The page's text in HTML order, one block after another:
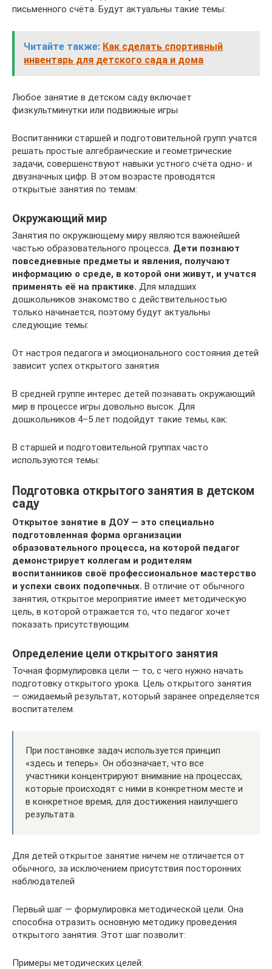
письменного счёта. Будут актуальны такие темы:
Читайте также: Как сделать спортивный
инвентарь для детского сада и дома
Любое занятие в детском саду включает
физкультминутки или подвижные игры
Воспитанники старшей и подготовительной групп учатся
решать простые алгебраические и геометрические
задачи, совершенствуют навыки устного счёта одно- и
двузначных цифр. В этом возрасте проводятся
открытые занятия по темам:
Окружающий мир
Занятия по окружающему миру являются важнейшей
частью образовательного процесса. Дети познают
повседневные предметы и явления, получают
информацию о среде, в которой они живут, и учатся
применять её на практике. Для младших
дошкольников знакомство с действительностью
только начинается, поэтому будут актуальны
следующие темы:
От настроя педагога и эмоционального состояния детей
зависит успех открытого занятия
В средней группе интерес детей познавать окружающий
мир в процессе игры довольно высок. Для
дошкольников 4–5 лет подойдут такие темы, как:
В старшей и подготовительной группах часто
используются темы:
Подготовка открытого занятия в детском
саду
Открытое занятие в ДОУ — это специально
подготовленная форма организации
образовательного процесса, на которой педагог
демонстрирует коллегам и родителям
воспитанников своё профессиональное мастерство
и успехи своих подопечных. В отличие от обычного
занятия, открытое мероприятие имеет методическую
цель, в которой отражается то, что педагог хочет
показать присутствующим.
Определение цели открытого занятия
Точная формулировка цели — то, с чего нужно начать
подготовку открытого урока. Цель открытого занятия
— ожидаемый результат, который заранее определяется
воспитателем.
При постановке задач используется принцип
«здесь и теперь». Он обозначает, что все
участники концентрируют внимание на процессах,
которые происходят с ними в конкретном месте и
в конкретное время, для достижения наилучшего
результата.
Для детей открытое занятие ничем не отличается от
обычного, за исключением присутствия посторонних
наблюдателей
Первый шаг — формулировка методической цели. Она
способна отразить основную методику проведения
открытого занятия. Этот шаг позволит:
Примеры методических целей: